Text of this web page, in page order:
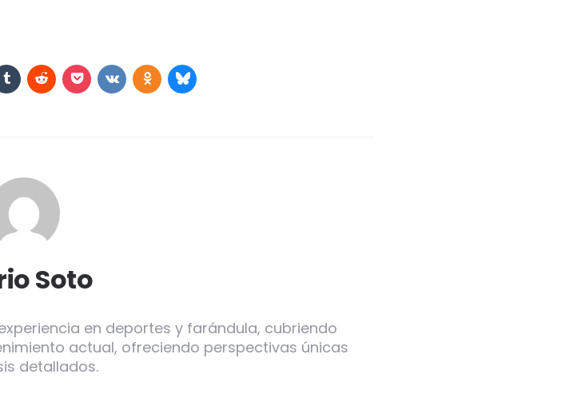
Soto
en deportes y farándula, cubriendo
actual, ofreciendo perspectivas únicas
detallados.